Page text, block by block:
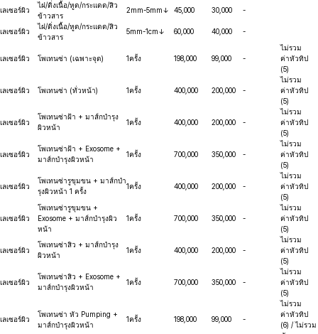
เลเซอร์ผิว
ไฝ/ติ่งเนื้อ/หูด/กระแดด/สิว
ข้าวสาร
2mm-5mm↓ 45,000 30,000 -
เลเซอร์ผิว
ไฝ/ติ่งเนื้อ/หูด/กระแดด/สิว
ข้าวสาร
5mm-1cm↓ 60,000 40,000 -
เลเซอร์ผิว โพเทนซ่า (เฉพาะจุด) 1ครั้ง 198,000 99,000 -
ไม่รวม
ค่าหัวทิป
(5)
เลเซอร์ผิว โพเทนซ่า (ทั่วหน้า) 1ครั้ง 400,000 200,000 -
ไม่รวม
ค่าหัวทิป
(5)
เลเซอร์ผิว
โพเทนซ่าฝ้า + มาส์กบำรุง
ผิวหน้า
1ครั้ง 400,000 200,000 -
ไม่รวม
ค่าหัวทิป
(5)
เลเซอร์ผิว
โพเทนซ่าฝ้า + Exosome +
มาส์กบำรุงผิวหน้า
1ครั้ง 700,000 350,000 -
ไม่รวม
ค่าหัวทิป
(5)
เลเซอร์ผิว
โพเทนซ่ารูขุมขน + มาส์กบำ
รุงผิวหน้า 1 ครั้ง
1ครั้ง 400,000 200,000 -
ไม่รวม
ค่าหัวทิป
(5)
เลเซอร์ผิว
โพเทนซ่ารูขุมขน +
Exosome + มาส์กบำรุงผิว
หน้า
1ครั้ง 700,000 350,000 -
ไม่รวม
ค่าหัวทิป
(5)
เลเซอร์ผิว
โพเทนซ่าสิว + มาส์กบำรุง
ผิวหน้า
1ครั้ง 400,000 200,000 -
ไม่รวม
ค่าหัวทิป
(5)
เลเซอร์ผิว
โพเทนซ่าสิว + Exosome +
มาส์กบำรุงผิวหน้า
1ครั้ง 700,000 350,000 -
ไม่รวม
ค่าหัวทิป
(5)
เลเซอร์ผิว
โพเทนซ่า หัว Pumping +
มาส์กบำรุงผิวหน้า
1ครั้ง 198,000 99,000 -
ไม่รวม
ค่าหัวทิป
(6) / ไม่รวม